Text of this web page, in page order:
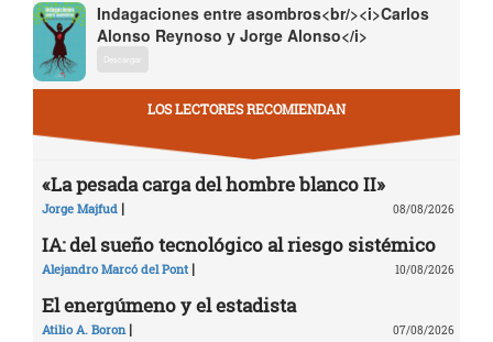
Indagaciones entre asombros<br/><i>Carlos
Alonso Reynoso y Jorge Alonso</i>
Descargar
LOS LECTORES RECOMIENDAN
«La pesada carga del hombre blanco II»
Jorge Majfud | 08/08/2026
IA: del sueño tecnológico al riesgo sistémico
Alejandro Marcó del Pont | 10/08/2026
El energúmeno y el estadista
Atilio A. Boron | 07/08/2026